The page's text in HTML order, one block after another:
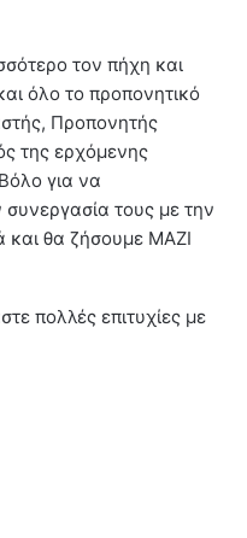
τον πήχη και
όλο το προπονητικό
Προπονητής
της ερχόμενης
για να
συνεργασία τους με την
και θα ζήσουμε ΜΑΖΙ
πολλές επιτυχίες με